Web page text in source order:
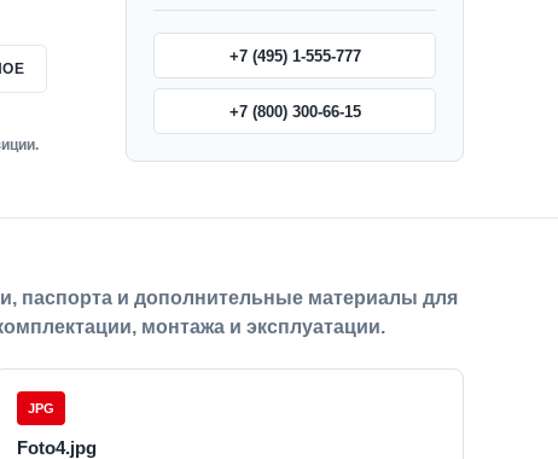
+7 (495) 1-555-777
+7 (800) 300-66-15
паспорта и дополнительные материалы для
монтажа и эксплуатации.
JPG
Foto4.jpg